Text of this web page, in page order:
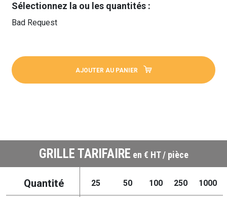
Sélectionnez la ou les quantités :
Bad Request
AJOUTER AU PANIER
GRILLE TARIFAIRE en € HT / pièce
Quantité 25 50 100 250 1000